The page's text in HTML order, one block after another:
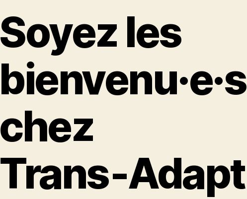
Soyez les
bienvenu·e·s
chez
Trans‑Adapt